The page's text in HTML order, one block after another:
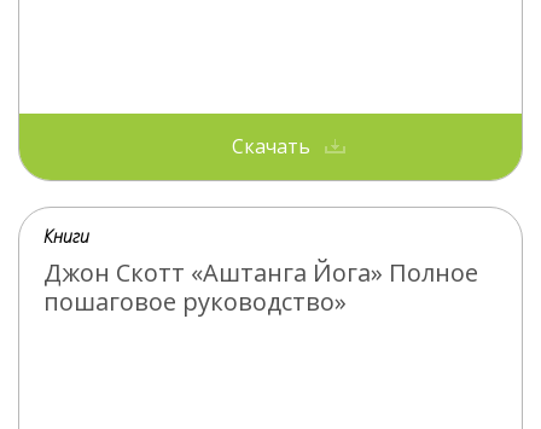
Скачать
Книги
Джон Скотт «Аштанга Йога» Полное
пошаговое руководство»